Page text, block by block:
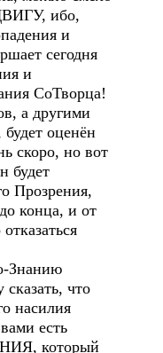
ибо,
и
сегодня
и
СоТворца!
а другими
оценён
скоро, но вот
будет
Прозрения,
конца, и от
Знанию
сказать, что
насилия
есть
который